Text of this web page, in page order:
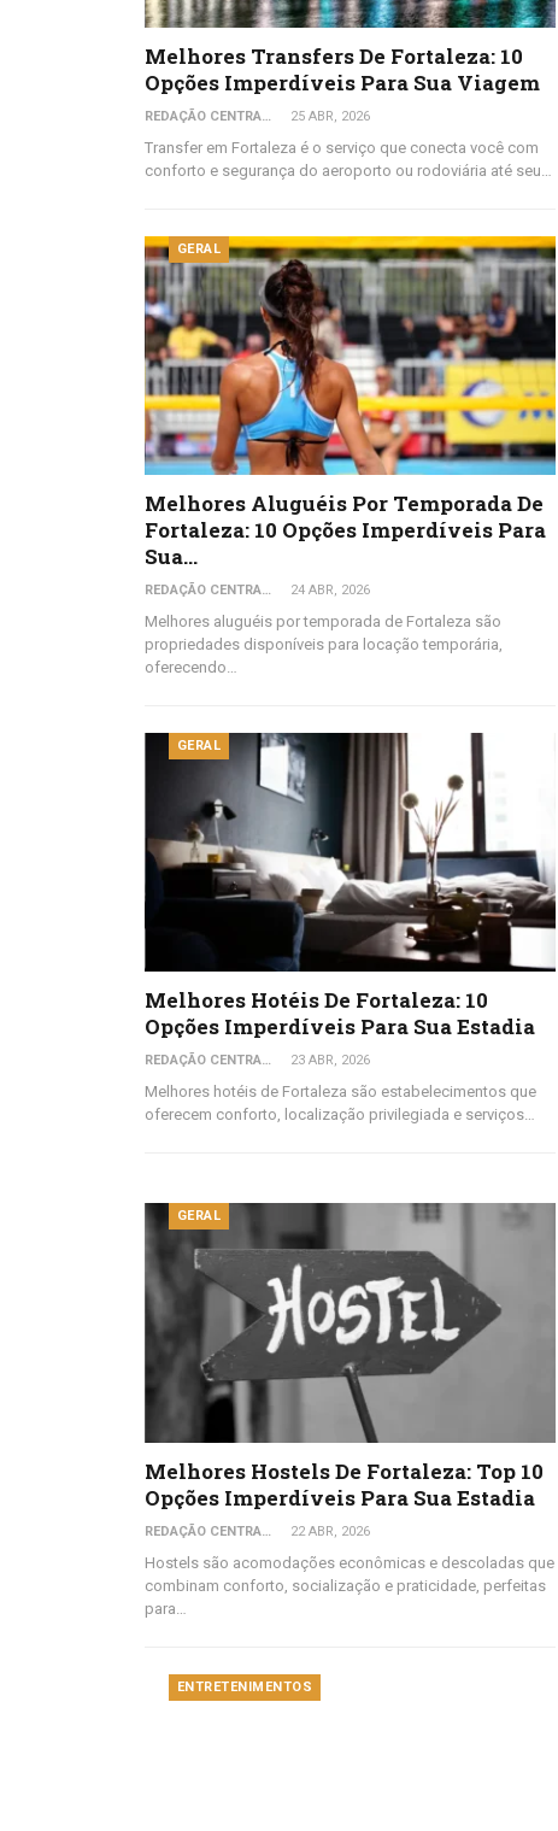
Melhores Transfers De Fortaleza: 10
Opções Imperdíveis Para Sua Viagem
REDAÇÃO CENTRAL DO VIAJANTE 25 ABR, 2026
Transfer em Fortaleza é o serviço que conecta você com
conforto e segurança do aeroporto ou rodoviária até seu…
GERAL
Melhores Aluguéis Por Temporada De
Fortaleza: 10 Opções Imperdíveis Para
Sua…
REDAÇÃO CENTRAL DO VIAJANTE 24 ABR, 2026
Melhores aluguéis por temporada de Fortaleza são
propriedades disponíveis para locação temporária,
oferecendo…
GERAL
Melhores Hotéis De Fortaleza: 10
Opções Imperdíveis Para Sua Estadia
REDAÇÃO CENTRAL DO VIAJANTE 23 ABR, 2026
Melhores hotéis de Fortaleza são estabelecimentos que
oferecem conforto, localização privilegiada e serviços…
GERAL
Melhores Hostels De Fortaleza: Top 10
Opções Imperdíveis Para Sua Estadia
REDAÇÃO CENTRAL DO VIAJANTE 22 ABR, 2026
Hostels são acomodações econômicas e descoladas que
combinam conforto, socialização e praticidade, perfeitas
para…
ENTRETENIMENTOS